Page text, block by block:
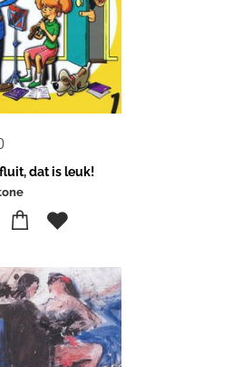
dat is leuk!